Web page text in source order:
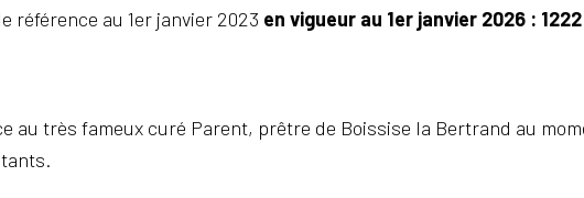
référence au 1er janvier 2023 en vigueur au 1er janvier 2026 :
au très fameux curé Parent, prêtre de Boissise la Bertrand au